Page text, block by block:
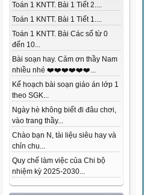
Toán 1 KNTT. Bài 1 Tiết 2....
Toán 1 KNTT. Bài 1 Tiết 1....
Toán 1 KNTT. Bài Các số từ 0
đến 10...
Bài soạn hay. Cảm ơn thầy Nam
nhiều nhé ❤️❤️❤️❤️❤️❤️...
Kế hoạch bài soạn giáo án lớp 1
theo SGK...
Ngày hè không biết đi đâu chơi,
vào trang thầy...
Chào bạn N, tài liệu siêu hay và
chỉn chu...
Quy chế làm việc của Chi bộ
nhiệm kỳ 2025-2030...